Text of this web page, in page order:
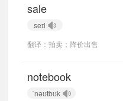
sale
seɪl
翻译：拍卖；降价出售
notebook
ˈnəʊtbʊk